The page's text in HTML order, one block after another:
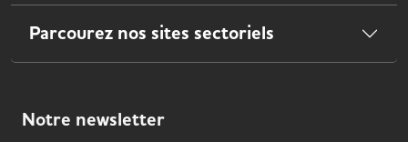
Parcourez nos sites sectoriels
Notre newsletter